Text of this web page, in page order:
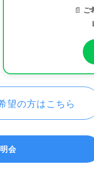
📄 ご
望の方はこちら
会